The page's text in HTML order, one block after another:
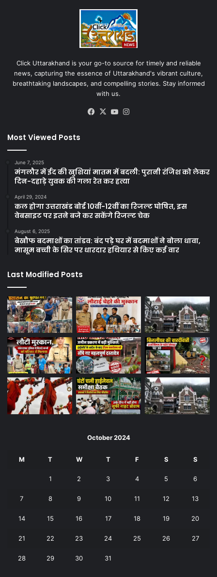
Click Uttarakhand is your go-to source for timely and reliable
news, capturing the essence of Uttarakhand's vibrant culture,
breathtaking landscapes, and compelling stories. Stay informed
with us.
Facebook
X YouTube
Most Viewed Posts
June 7, 2025
मंगलौर में ईद की खुशियां मातम में बदली: पुरानी रंजिश को लेकर
दिन-दहाड़े युवक की गला रेत कर हत्या
April 29, 2024
कल होगा उत्तराखंड बोर्ड 10वीं-12वीं का रिजल्ट घोषित, इस
वेबसाइट पर इतने बजे कर सकेंगे रिजल्ट चेक
August 6, 2025
बेखौफ बदमाशों का तांडव: बंद पड़े घर में बदमाशों ने बोला धावा,
मासूम बच्ची के सिर पर धारदार हथियार से किए कई वार
Last Modified Posts
October 2024
M T W T F S S
1 2 3 4 5 6
7 8 9 10 11 12 13
14 15 16 17 18 19 20
21 22 23 24 25 26 27
28 29 30 31